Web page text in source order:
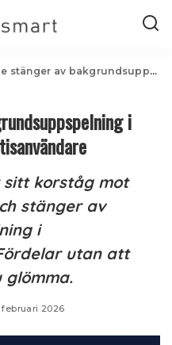
bakgrundsuppspelning i mobilwebbläsare för gratisanvändare
i
sitt korståg mot
stänger av
i
utan att
glömma.
februari 2026